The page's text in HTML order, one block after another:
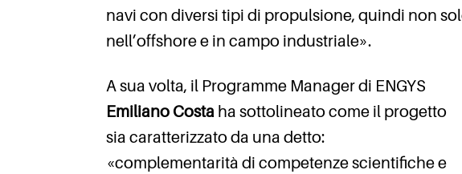
navi con diversi tipi di propulsione, quindi non
nell’offshore e in campo industriale».
A sua volta, il Programme Manager di ENGYS
Emiliano Costa ha sottolineato come il progetto
sia caratterizzato da una detto:
«complementarità di competenze scientifiche e